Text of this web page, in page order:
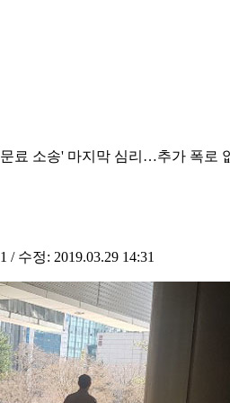
료 소송' 마지막 심리…추가 폭로
/ 수정: 2019.03.29 14:31